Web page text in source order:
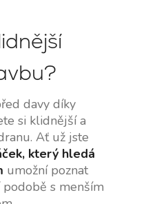
davy díky
si klidnější a
Ať už jste
který hledá
umožní poznat
s menším